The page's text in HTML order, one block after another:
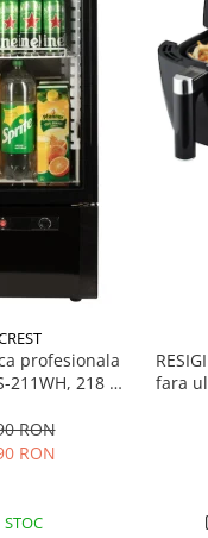
profesionala
211WH, 218 L,
cm, Negru
RON
RON
STOC
fara